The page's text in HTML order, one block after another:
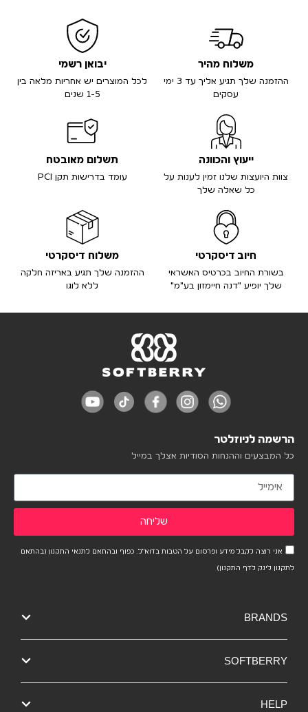
משלוח מהיר
ההזמנה שלך תגיע אליך עד 3 ימי
עסקים
יבואן רשמי
לכל המוצרים יש אחריות מלאה בין
1-5 שנים
ייעוץ והכוונה
צוות היועצות שלנו זמין לענות על
כל שאלה שלך
תשלום מאובטח
עומד בדרישות תקן PCI
חיוב דיסקרטי
בשורת החיוב בכרטיס האשראי
שלך יופיע "דנה חיימזון בע"מ"
משלוח דיסקרטי
ההזמנה שלך תגיע באריזה חלקה
ללא לוגו
הרשמה לניוזלטר
כל המבצעים וההנחות הסודיות אצלך במייל
אני רוצה לקבל מידע ופרסום על הטבות בדוא"ל. כפוף ובהתאם לתנאי התקנון (בהתאם
לתקנון לינק לדף התקנון)
שליחה
BRANDS
SOFTBERRY
HELP